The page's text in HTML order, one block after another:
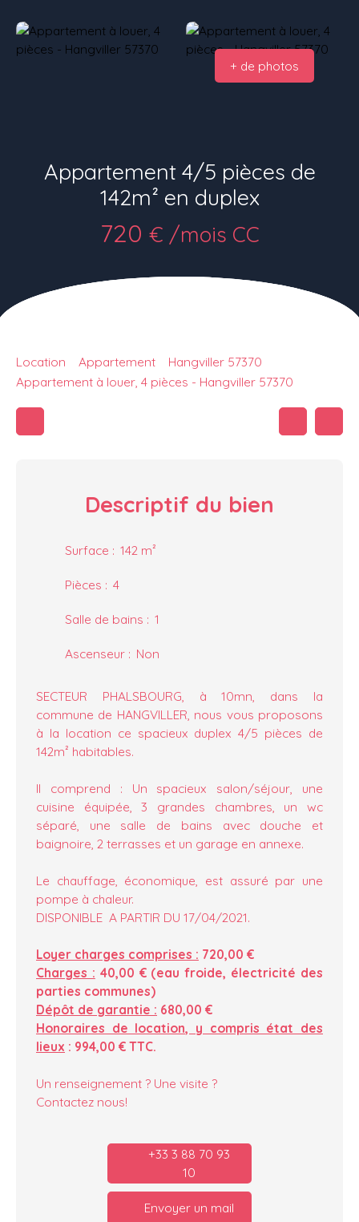
+ de photos
Appartement 4/5 pièces de
142m² en duplex
720 € /mois CC
Location Appartement
Hangviller 57370
Appartement à louer, 4 pièces - Hangviller 57370
Descriptif du bien
Surface : 142 m²
Pièces : 4
Salle de bains : 1
Ascenseur : Non
SECTEUR PHALSBOURG, à 10mn, dans la
commune de HANGVILLER, nous vous proposons
à la location ce spacieux duplex 4/5 pièces de
142m² habitables.
Il comprend : Un spacieux salon/séjour, une
cuisine équipée, 3 grandes chambres, un wc
séparé, une salle de bains avec douche et
baignoire, 2 terrasses et un garage en annexe.
Le chauffage, économique, est assuré par une
pompe à chaleur.
DISPONIBLE A PARTIR DU 17/04/2021.
Loyer charges comprises : 720,00 €
Charges : 40,00 € (eau froide, électricité des
parties communes)
Dépôt de garantie : 680,00 €
Honoraires de location, y compris état des
lieux : 994,00 € TTC.
Un renseignement ? Une visite ?
Contactez nous!
+33 3 88 70 93
10
Envoyer un mail